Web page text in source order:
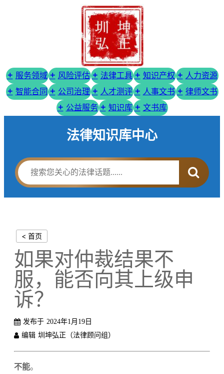
服务领域 风险评估 法律工具 知识产权
人力资源
智能合同
公司治理 人才测评 人事文书
律师文书
公益服务
知识库 文书库
法律知识库中心
< 首页
如果对仲裁结果不
服，能否向其上级申
诉？
发布于 2024年1月19日
编辑 圳坤弘正（法律顾问组）
不能。